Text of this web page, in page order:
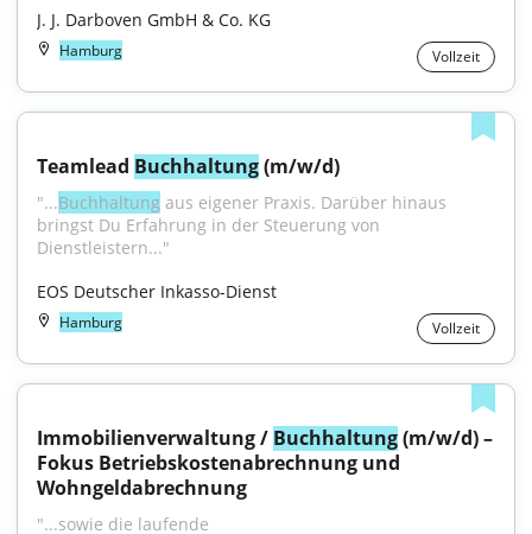
J. J. Darboven GmbH & Co. KG
Hamburg Vollzeit
Teamlead Buchhaltung (m/w/d)
"...Buchhaltung aus eigener Praxis. Darüber hinaus
bringst Du Erfahrung in der Steuerung von
Dienstleistern..."
EOS Deutscher Inkasso-Dienst
Hamburg Vollzeit
Immobilienverwaltung / Buchhaltung (m/w/d) –
Fokus Betriebskostenabrechnung und
Wohngeldabrechnung